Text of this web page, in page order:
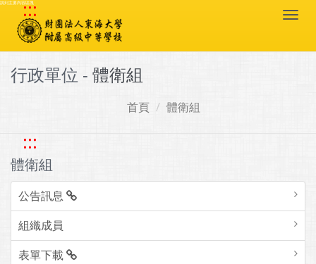
跳到主要內容區塊
:::
行政單位 - 體衛組
首頁 體衛組
:::
體衛組
公告訊息
組織成員
表單下載